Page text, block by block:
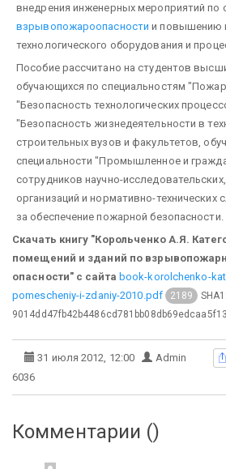
внедрения инженерных мероприятий по
взрывопожароопасности и повышению
технологического оборудования и
Пособие рассчитано на студентов
обучающихся по специальностям
"Безопасность технологических
"Безопасность жизнедеятельности в
строительных вузов и факультетов,
специальности "Промышленное и
сотрудников научно-
организаций и нормативно-технических
за обеспечение пожарной безопасности.
Скачать книгу "Корольченко А.Я.
помещений и зданий по
опасности" с сайта book-korolchenko-
pomescheniy-i-zdaniy-2010.pdf
2189
SHA1:
31 июля 2012, 12:00 Admin
6036
Комментарии ()